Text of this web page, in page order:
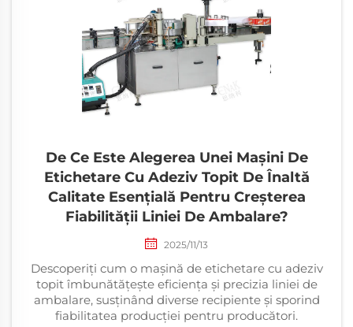
De Ce Este Alegerea Unei Mașini De
Etichetare Cu Adeziv Topit De Înaltă
Calitate Esențială Pentru Creșterea
Fiabilității Liniei De Ambalare?
2025/11/13
Descoperiți cum o mașină de etichetare cu adeziv
topit îmbunătățește eficiența și precizia liniei de
ambalare, susținând diverse recipiente și sporind
fiabilitatea producției pentru producători.